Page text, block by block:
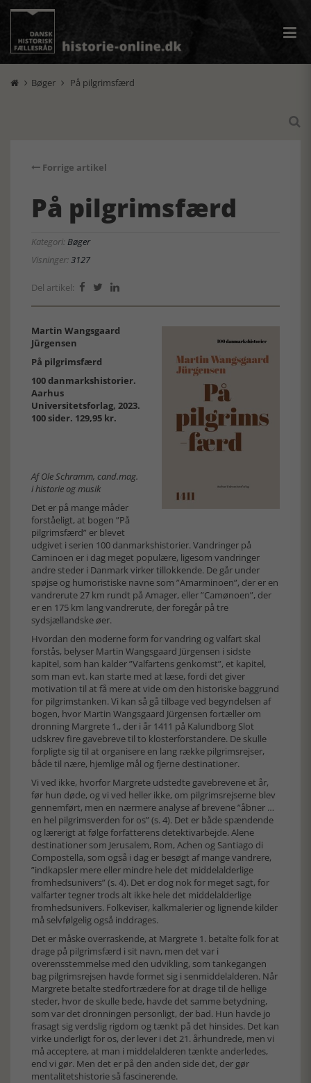
 Bøger  På pilgrimsfærd

Forrige artikel
På pilgrimsfærd
Kategori:Bøger
Visninger:3127
Del artikel:   
Martin Wangsgaard
Jürgensen
På pilgrimsfærd
100 danmarkshistorier.
Aarhus
Universitetsforlag, 2023.
100 sider. 129,95 kr.
Af Ole Schramm, cand.mag.
i historie og musik
Det er på mange måder
forståeligt, at bogen ”På
pilgrimsfærd” er blevet
udgivet i serien 100 danmarkshistorier. Vandringer på
Caminoen er i dag meget populære, ligesom vandringer
andre steder i Danmark virker tillokkende. De går under
spøjse og humoristiske navne som ”Amarminoen”, der er en
vandrerute 27 km rundt på Amager, eller ”Camønoen”, der
er en 175 km lang vandrerute, der foregår på tre
sydsjællandske øer.
Hvordan den moderne form for vandring og valfart skal
forstås, belyser Martin Wangsgaard Jürgensen i sidste
kapitel, som han kalder ”Valfartens genkomst”, et kapitel,
som man evt. kan starte med at læse, fordi det giver
motivation til at få mere at vide om den historiske baggrund
for pilgrimstanken. Vi kan så gå tilbage ved begyndelsen af
bogen, hvor Martin Wangsgaard Jürgensen fortæller om
dronning Margrete 1., der i år 1411 på Kalundborg Slot
udskrev fire gavebreve til to klosterforstandere. De skulle
forpligte sig til at organisere en lang række pilgrimsrejser,
både til nære, hjemlige mål og fjerne destinationer.
Vi ved ikke, hvorfor Margrete udstedte gavebrevene et år,
før hun døde, og vi ved heller ikke, om pilgrimsrejserne blev
gennemført, men en nærmere analyse af brevene ”åbner …
en hel pilgrimsverden for os” (s. 4). Det er både spændende
og lærerigt at følge forfatterens detektivarbejde. Alene
destinationer som Jerusalem, Rom, Achen og Santiago di
Compostella, som også i dag er besøgt af mange vandrere,
”indkapsler mere eller mindre hele det middelalderlige
fromhedsunivers” (s. 4). Det er dog nok for meget sagt, for
valfarter tegner trods alt ikke hele det middelalderlige
fromhedsunivers. Folkeviser, kalkmalerier og lignende kilder
må selvfølgelig også inddrages.
Det er måske overraskende, at Margrete 1. betalte folk for at
drage på pilgrimsfærd i sit navn, men det var i
overensstemmelse med den udvikling, som tankegangen
bag pilgrimsrejsen havde formet sig i senmiddelalderen. Når
Margrete betalte stedfortrædere for at drage til de hellige
steder, hvor de skulle bede, havde det samme betydning,
som var det dronningen personligt, der bad. Hun havde jo
frasagt sig verdslig rigdom og tænkt på det hinsides. Det kan
virke underligt for os, der lever i det 21. århundrede, men vi
må acceptere, at man i middelalderen tænkte anderledes,
end vi gør. Men det er på den anden side det, der gør
mentalitetshistorie så fascinerende.